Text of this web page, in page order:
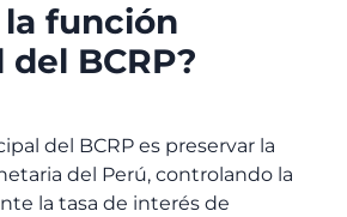
la función
BCRP?
del BCRP es preservar la
del Perú, controlando la
la tasa de interés de